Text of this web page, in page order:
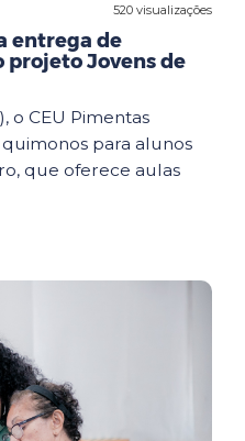
520 visualizações
entrega de
projeto Jovens de
o CEU Pimentas
para alunos
que oferece aulas